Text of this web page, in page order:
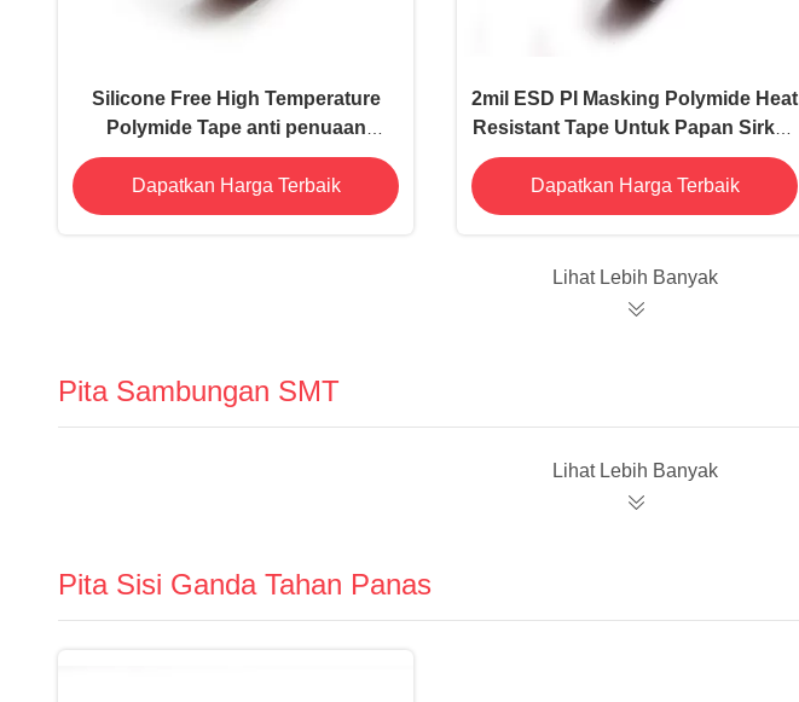
Silicone Free High Temperature
Polymide Tape anti penuaan
0.035mm
Dapatkan Harga Terbaik
2mil ESD PI Masking Polymide Heat
Resistant Tape Untuk Papan Sirkuit
Cetak
Dapatkan Harga Terbaik
Lihat Lebih Banyak
Pita Sambungan SMT
Lihat Lebih Banyak
Pita Sisi Ganda Tahan Panas